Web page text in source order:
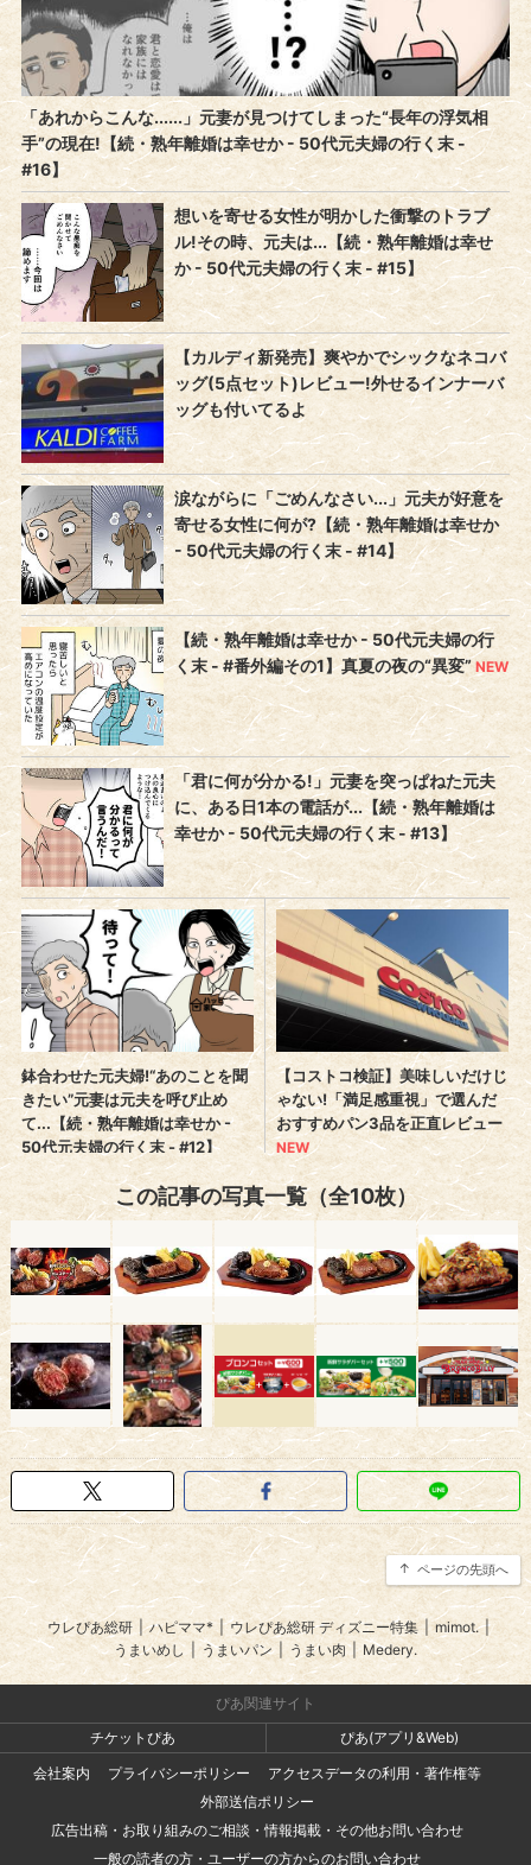
この記事の写真一覧（全10枚）
ページの先頭へ
ウレぴあ総研 ハピママ* | ウレぴあ総研 ディズニー特集 mimot. |
うまいめし | うまいパン うまい肉 | Medery.
ぴあ関連サイト
チケットぴあ
ぴあ(アプリ&Web)
会社案内
プライバシーポリシー
アクセスデータの利用・著作権等
外部送信ポリシー
広告出稿・お取り組みのご相談・情報掲載・その他お問い合わせ
一般の読者の方・ユーザーの方からのお問い合わせ